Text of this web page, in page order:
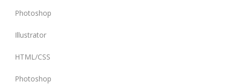
Photoshop
Illustrator
HTML/CSS
Photoshop